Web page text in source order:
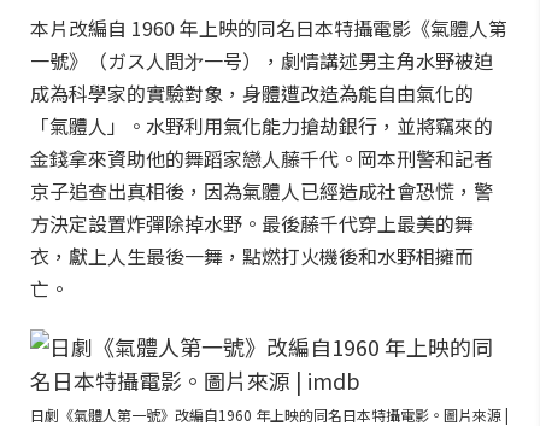
本片改編自 1960 年上映的同名日本特攝電影《氣體人第
一號》（ガス人間㐧一号），劇情講述男主角水野被迫
成為科學家的實驗對象，身體遭改造為能自由氣化的
「氣體人」。水野利用氣化能力搶劫銀行，並將竊來的
金錢拿來資助他的舞蹈家戀人藤千代。岡本刑警和記者
京子追查出真相後，因為氣體人已經造成社會恐慌，警
方決定設置炸彈除掉水野。最後藤千代穿上最美的舞
衣，獻上人生最後一舞，點燃打火機後和水野相擁而
亡。
日劇《氣體人第一號》改編自1960 年上映的同名日本特攝電影。圖片來源 |